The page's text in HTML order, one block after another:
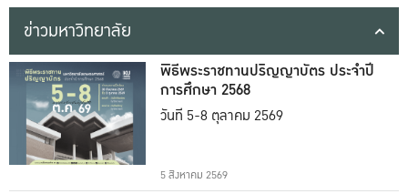
ข่าวมหาวิทยาลัย
พิธีพระราชทานปริญญาบัตร ประจำปี
การศึกษา 2568
วันที่ 5-8 ตุลาคม 2569
5 สิงหาคม 2569